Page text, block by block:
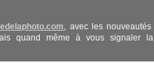
, avec les
quand même à vous signaler la